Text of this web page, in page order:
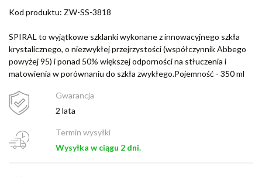
Kod produktu: ZW-SS-3818
SPIRAL to wyjątkowe szklanki wykonane z innowacyjnego szkła
krystalicznego, o niezwykłej przejrzystości (współczynnik Abbego
powyżej 95) i ponad 50% większej odporności na stłuczenia i
matowienia w porównaniu do szkła zwykłego.Pojemność - 350 ml
Gwarancja
2 lata
Termin wysyłki
Wysyłka w ciągu 2 dni.